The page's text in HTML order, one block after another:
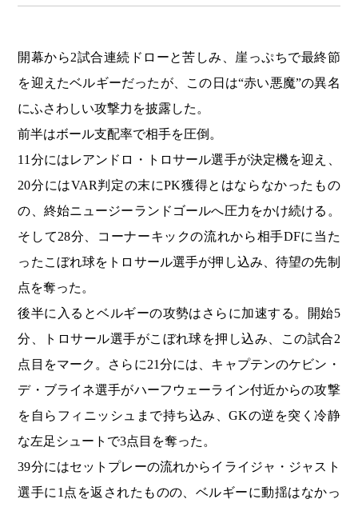
開幕から2試合連続ドローと苦しみ、崖っぷちで最終節
を迎えたベルギーだったが、この日は“赤い悪魔”の異名
にふさわしい攻撃力を披露した。
前半はボール支配率で相手を圧倒。
11分にはレアンドロ・トロサール選手が決定機を迎え、
20分にはVAR判定の末にPK獲得とはならなかったもの
の、終始ニュージーランドゴールへ圧力をかけ続ける。
そして28分、コーナーキックの流れから相手DFに当た
ったこぼれ球をトロサール選手が押し込み、待望の先制
点を奪った。
後半に入るとベルギーの攻勢はさらに加速する。開始5
分、トロサール選手がこぼれ球を押し込み、この試合2
点目をマーク。さらに21分には、キャプテンのケビン・
デ・ブライネ選手がハーフウェーライン付近からの攻撃
を自らフィニッシュまで持ち込み、GKの逆を突く冷静
な左足シュートで3点目を奪った。
39分にはセットプレーの流れからイライジャ・ジャスト
選手に1点を返されたものの、ベルギーに動揺はなかっ